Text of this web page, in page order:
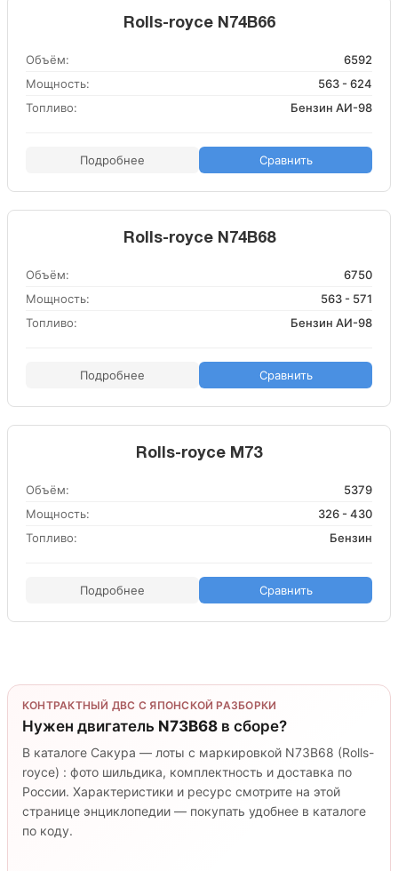
Rolls-royce N74B66
Объём:
6592
Мощность:
563 - 624
Топливо:
Бензин АИ-98
Подробнее Сравнить
Rolls-royce N74B68
Объём:
6750
Мощность:
563 - 571
Топливо:
Бензин АИ-98
Подробнее Сравнить
Rolls-royce M73
Объём:
5379
Мощность:
326 - 430
Топливо:
Бензин
Подробнее Сравнить
КОНТРАКТНЫЙ ДВС С ЯПОНСКОЙ РАЗБОРКИ
Нужен двигатель N73B68 в сборе?
В каталоге Сакура — лоты с маркировкой N73B68 (Rolls-
royce) : фото шильдика, комплектность и доставка по
России. Характеристики и ресурс смотрите на этой
странице энциклопедии — покупать удобнее в каталоге
по коду.